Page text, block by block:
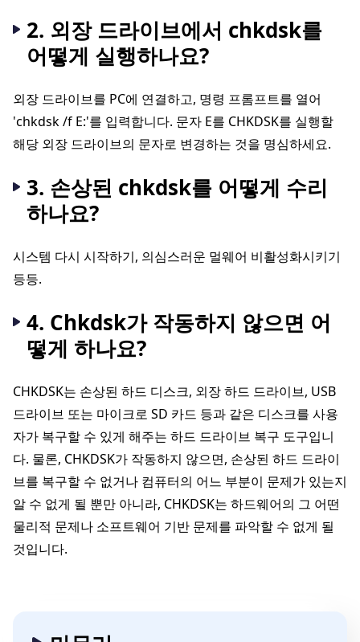
2. 외장 드라이브에서 chkdsk를
어떻게 실행하나요?
외장 드라이브를 PC에 연결하고, 명령 프롬프트를 열어
'chkdsk /f E:'를 입력합니다. 문자 E를 CHKDSK를 실행할
해당 외장 드라이브의 문자로 변경하는 것을 명심하세요.
3. 손상된 chkdsk를 어떻게 수리
하나요?
시스템 다시 시작하기, 의심스러운 멀웨어 비활성화시키기
등등.
4. Chkdsk가 작동하지 않으면 어
떻게 하나요?
CHKDSK는 손상된 하드 디스크, 외장 하드 드라이브, USB
드라이브 또는 마이크로 SD 카드 등과 같은 디스크를 사용
자가 복구할 수 있게 해주는 하드 드라이브 복구 도구입니
다. 물론, CHKDSK가 작동하지 않으면, 손상된 하드 드라이
브를 복구할 수 없거나 컴퓨터의 어느 부분이 문제가 있는지
알 수 없게 될 뿐만 아니라, CHKDSK는 하드웨어의 그 어떤
물리적 문제나 소프트웨어 기반 문제를 파악할 수 없게 될
것입니다.